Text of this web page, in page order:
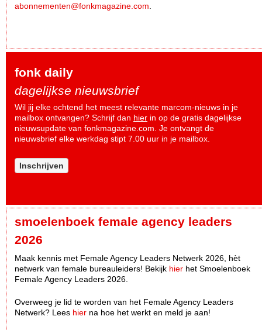
abonnementen@fonkmagazine.com.
fonk daily
dagelijkse nieuwsbrief
Wil jij elke ochtend het meest relevante marcom-nieuws in je
mailbox ontvangen? Schrijf dan hier in op de gratis dagelijkse
nieuwsupdate van fonkmagazine.com. Je ontvangt de
nieuwsbrief elke werkdag stipt 7.00 uur in je mailbox.
Inschrijven
smoelenboek female agency leaders
2026
Maak kennis met Female Agency Leaders Netwerk 2026, hèt
netwerk van female bureauleiders! Bekijk hier het Smoelenboek
Female Agency Leaders 2026.
Overweeg je lid te worden van het Female Agency Leaders
Netwerk? Lees hier na hoe het werkt en meld je aan!